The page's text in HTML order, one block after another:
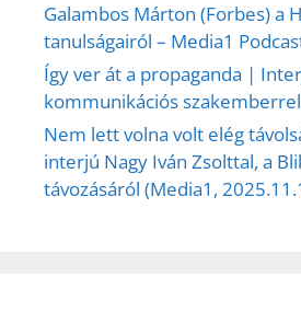
Galambos Márton (Forbes) a
tanulságairól – Media1
Így ver át a propaganda |
kommunikációs szakemberrel
Nem lett volna volt elég
interjú Nagy Iván Zsolttal, a
távozásáról (Media1,